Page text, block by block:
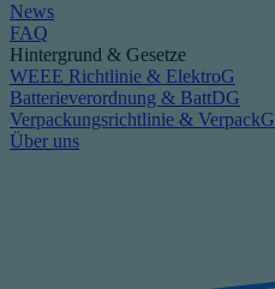
News
FAQ
Hintergrund & Gesetze
WEEE Richtlinie & ElektroG
Batterieverordnung & BattDG
Verpackungsrichtlinie & VerpackG
Über uns